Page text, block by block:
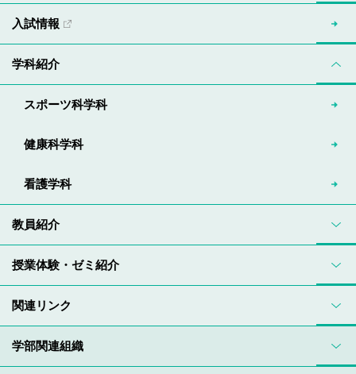
学部関連組織
入試情報
学科紹介
スポーツ科学科
健康科学科
看護学科
教員紹介
授業体験・ゼミ紹介
関連リンク